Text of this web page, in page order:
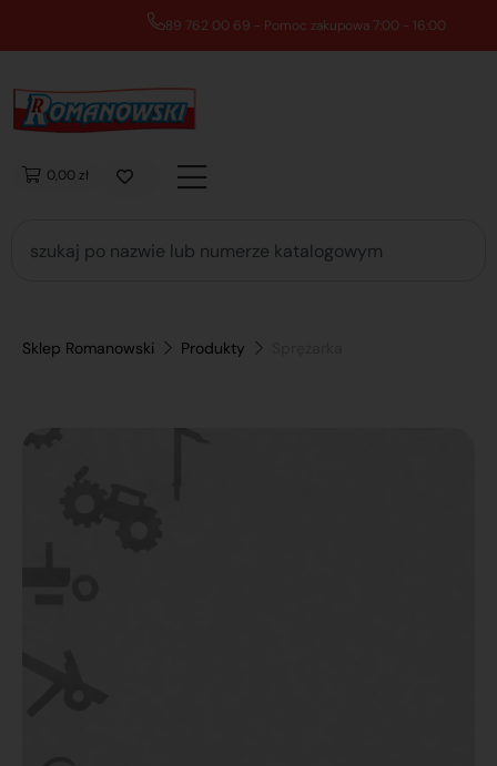
89 762 00 69 - Pomoc zakupowa 7:00 - 16:00
0,00 zł
Sklep Romanowski Produkty